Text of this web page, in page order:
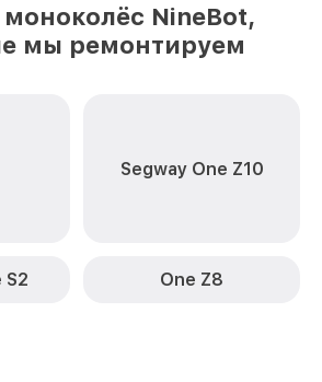
NineBot,
мы ремонтируем
Segway One Z10
S2 One Z8